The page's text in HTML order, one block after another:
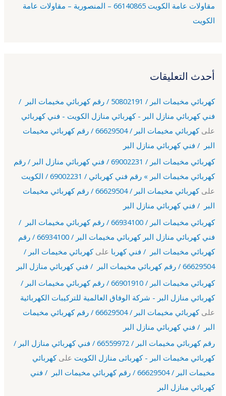
مقاولات عامة الكويت 66140865 – المنصورية – مقاولات عامة
الكويت
أحدث التعليقات
كهربائي مخيمات البر / 50802191 / رقم كهربائي مخيمات البر /
فني كهربائي منازل البر - كهربائي منازل الكويت - فني كهربائي
على
كهربائي مخيمات البر / 66629504 / رقم كهربائي مخيمات
البر / فني كهربائي منازل البر
كهربائي مخيمات البر / 69002231 / فني كهربائي منازل البر / رقم
كهربائي مخيمات البر » رقم فني كهربائي / 69002231 / الكويت
على
كهربائي مخيمات البر / 66629504 / رقم كهربائي مخيمات
البر / فني كهربائي منازل البر
كهربائي مخيمات البر / 66934100 / رقم كهربائي مخيمات البر /
فني كهربائي منازل البر كهربائي مخيمات البر / 66934100 / رقم
كهربائي مخيمات البر / فني كهربا علىكهربائي مخيمات البر /
66629504 / رقم كهربائي مخيمات البر / فني كهربائي منازل البر
كهربائي مخيمات البر / 66901910 / رقم كهربائي مخيمات البر /
كهربائي منازل البر - شركة الوفاق العالمية للتركيبات الكهربائية
على
كهربائي مخيمات البر / 66629504 / رقم كهربائي مخيمات
البر / فني كهربائي منازل البر
رقم كهربائي مخيمات البر / 66559972 / فني كهربائي منازل البر /
كهربائي مخيمات البر - كهربائى منازل الكويت علىكهربائي
مخيمات البر / 66629504 / رقم كهربائي مخيمات البر / فني
كهربائي منازل البر